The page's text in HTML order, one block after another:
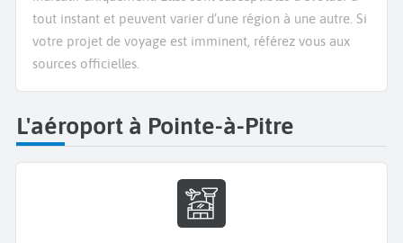
tout instant et peuvent varier d’une région à une autre. Si
votre projet de voyage est imminent, référez vous aux
sources officielles.
L'aéroport à Pointe-à-Pitre